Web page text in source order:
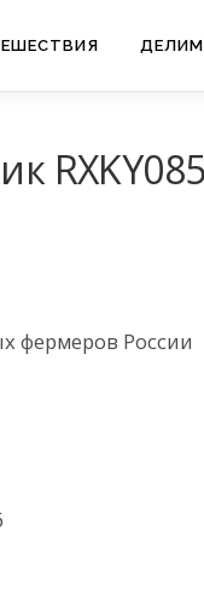
фермеров России